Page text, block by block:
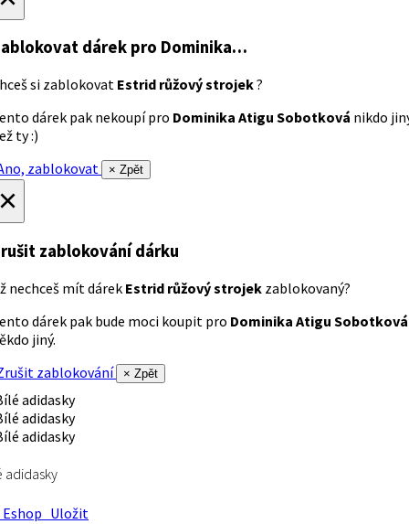
dárek pro Dominika…
si zablokovat Estrid růžový strojek?
dárek pak nekoupí pro Dominika Atigu Sobotková nikdo
ty :)
zablokovat
× Zpět
zablokování dárku
nechceš mít dárek Estrid růžový strojek zablokovaný?
dárek pak bude moci koupit pro Dominika Atigu Sobotková
jiný.
zablokování
× Zpět
adidasky
Uložit